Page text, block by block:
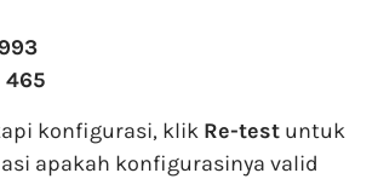
465
konfigurasi, klik Re-test untuk
apakah konfigurasinya valid